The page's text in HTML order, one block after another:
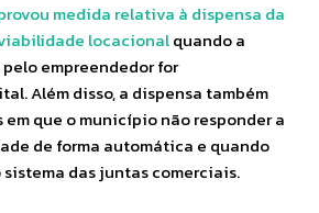
medida relativa à dispensa da
locacionalquando a
empreendedor for
Além disso, a dispensa também
em que o município não responder a
de forma automática e quando
das juntas comerciais.